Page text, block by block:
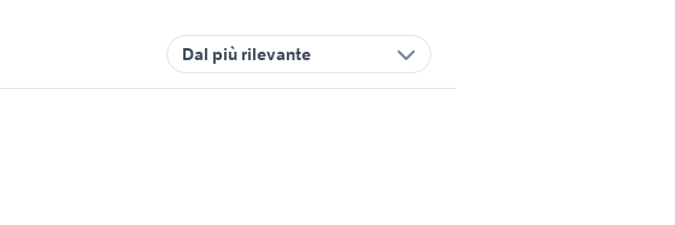
Dal più rilevante